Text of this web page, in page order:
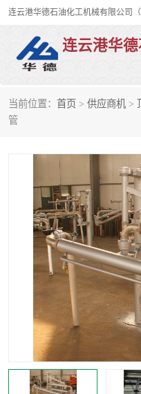
当前位置： 首页 > 供应商机 >
管
液氨鹤管
LNG鹤管
平台栈桥
装车鹤管
紧急脱离干式接头
汽车鹤管
底部鹤管
浮动出油装置